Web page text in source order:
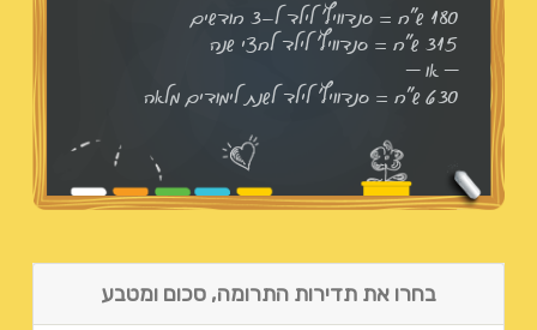
180 ש"ח = סנדוויץ' לילד ל-3 חודשים
315 ש"ח = סנדוויץ' לילד לחצי שנה
– או –
630 ש"ח = סנדוויץ' לילד לשנת לימודים מלאה